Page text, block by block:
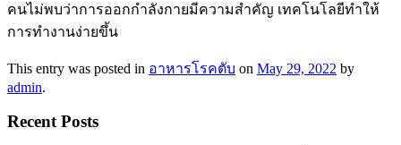
คนไม่พบว่าการออกกำลังกายมีความสำคัญ เทคโนโลยีทำให้
การทำงานง่ายขึ้น
This entry was posted in อาหารโรคตับ on May 29, 2022 by
admin.
Recent Posts